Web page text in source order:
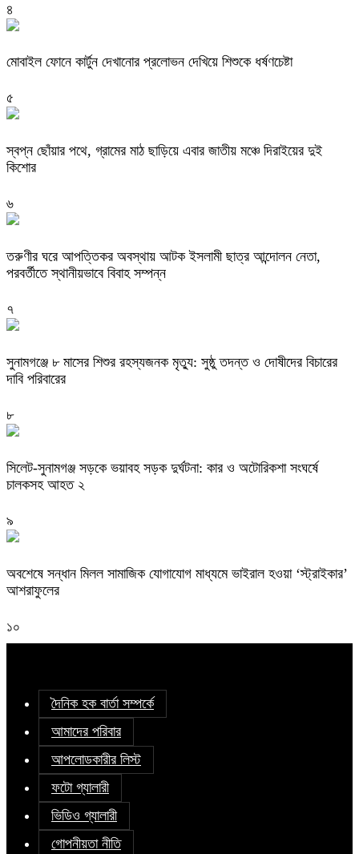
৪
মোবাইল ফোনে কার্টুন দেখানোর প্রলোভন দেখিয়ে শিশুকে ধর্ষণচেষ্টা
৫
স্বপ্ন ছোঁয়ার পথে, গ্রামের মাঠ ছাড়িয়ে এবার জাতীয় মঞ্চে দিরাইয়ের দুই
কিশোর
৬
তরুণীর ঘরে আপত্তিকর অবস্থায় আটক ইসলামী ছাত্র আন্দোলন নেতা,
পরবর্তীতে স্থানীয়ভাবে বিবাহ সম্পন্ন
৭
সুনামগঞ্জে ৮ মাসের শিশুর রহস্যজনক মৃত্যু: সুষ্ঠু তদন্ত ও দোষীদের বিচারের
দাবি পরিবারের
৮
সিলেট-সুনামগঞ্জ সড়কে ভয়াবহ সড়ক দুর্ঘটনা: কার ও অটোরিকশা সংঘর্ষে
চালকসহ আহত ২
৯
অবশেষে সন্ধান মিলল সামাজিক যোগাযোগ মাধ্যমে ভাইরাল হওয়া ‘স্ট্রাইকার’
আশরাফুলের
১০
দৈনিক হক বার্তা সম্পর্কে
আমাদের পরিবার
আপলোডকারীর লিস্ট
ফটো গ্যালারী
ভিডিও গ্যালারী
গোপনীয়তা নীতি